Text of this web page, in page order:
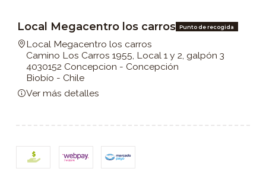
Local Megacentro los carros Punto de recogida
Local Megacentro los carros
Camino Los Carros 1955, Local 1 y 2, galpón 3
4030152 Concepcion - Concepción
Biobío - Chile
Ver más detalles